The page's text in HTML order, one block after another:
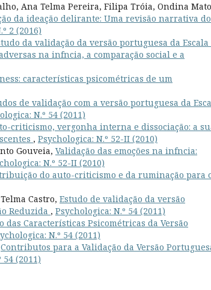
Ana Telma Pereira, Filipa Tróia, Ondina
da ideação delirante: Uma revisão narrativa
2 (2016)
da validação da versão portuguesa da Escala
na infncia, a comparação social e a
características psicométricas de um
de validação com a versão portuguesa da
N.º 54 (2011)
criticismo, vergonha interna e dissociação: a
, Psychologica: N.º 52-II (2010)
Gouveia, Validação das emoções na infncia:
N.º 52-II (2010)
do auto-criticismo e da ruminação para
Castro, Estudo de validação da versão
Reduzida , Psychologica: N.º 54 (2011)
das Características Psicométricas da Versão
N.º 54 (2011)
Contributos para a Validação da Versão
54 (2011)